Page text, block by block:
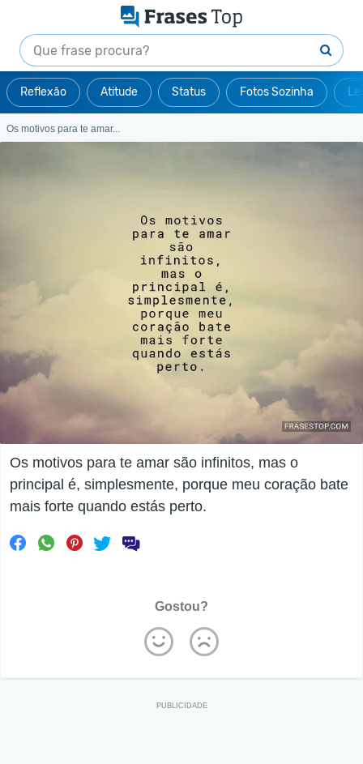
Reflexão Atitude Status Fotos Sozinha
Os motivos para te amar...
Os motivos para te amar são infinitos, mas o
principal é, simplesmente, porque meu coração bate
mais forte quando estás perto.
Gostou?